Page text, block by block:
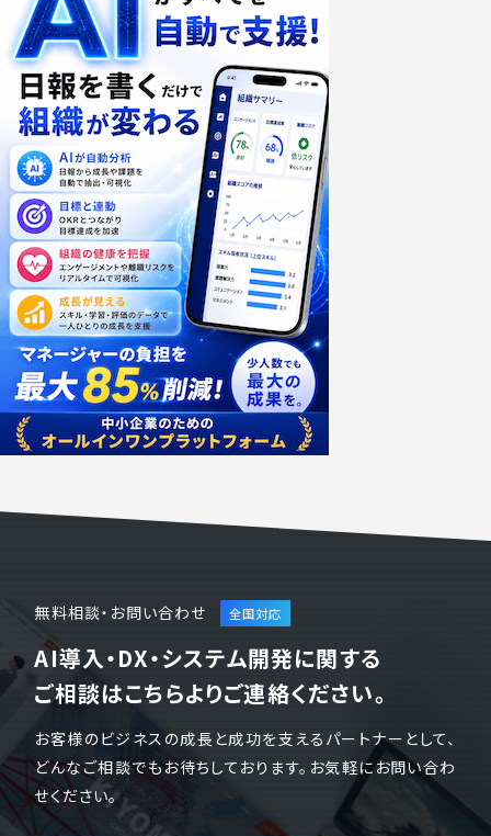
無料相談・お問い合わせ
AI導入・DX・システム開発に関する
ご相談はこちらよりご連絡ください。
お客様のビジネスの成長と成功を支えるパートナーとして、
どんなご相談でもお待ちしております。お気軽にお問い合わ
せください。